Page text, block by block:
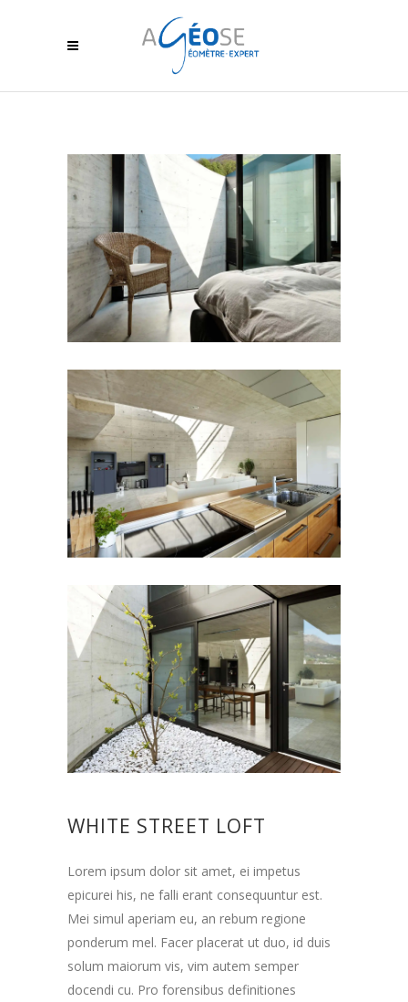
WHITE STREET LOFT
Lorem ipsum dolor sit amet, ei impetus
epicurei his, ne falli erant consequuntur est.
Mei simul aperiam eu, an rebum regione
ponderum mel. Facer placerat ut duo, id duis
solum maiorum vis, vim autem semper
docendi cu. Pro forensibus definitiones